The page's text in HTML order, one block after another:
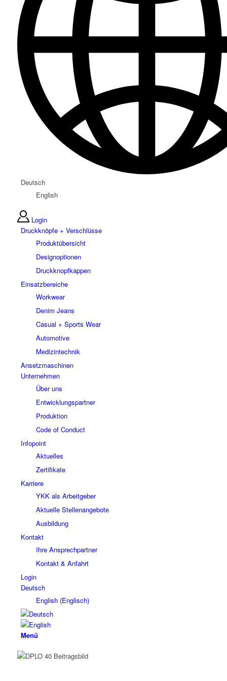
Deutsch
English
Login
Druckknöpfe + Verschlüsse
Produktübersicht
Designoptionen
Druckknopfkappen
Einsatzbereiche
Workwear
Denim Jeans
Casual + Sports Wear
Automotive
Medizintechnik
Ansetzmaschinen
Unternehmen
Über uns
Entwicklungspartner
Produktion
Code of Conduct
Infopoint
Aktuelles
Zertifikate
Karriere
YKK als Arbeitgeber
Aktuelle Stellenangebote
Ausbildung
Kontakt
Ihre Ansprechpartner
Kontakt & Anfahrt
Login
Deutsch
English(Englisch)
Menü